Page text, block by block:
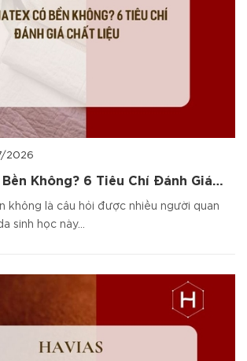
2026
Không? 6 Tiêu Chí Đánh Giá
không là câu hỏi được nhiều người quan
sinh học này...